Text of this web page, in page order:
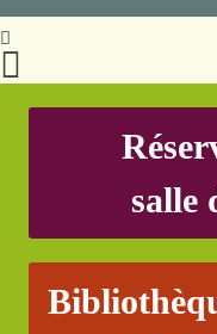
salle